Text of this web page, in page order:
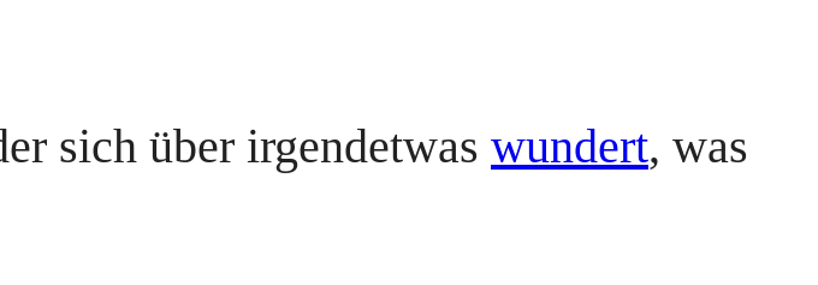
sich über irgendetwas wundert, was